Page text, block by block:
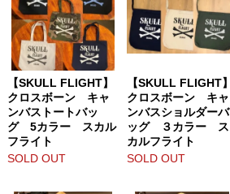
【SKULL FLIGHT】
クロスボーン キャ
ンバストートバッ
グ 5カラー スカル
フライト
SOLD OUT
【SKULL FLIGHT】
クロスボーン キャ
ンバスショルダーバ
ッグ ３カラー ス
カルフライト
SOLD OUT